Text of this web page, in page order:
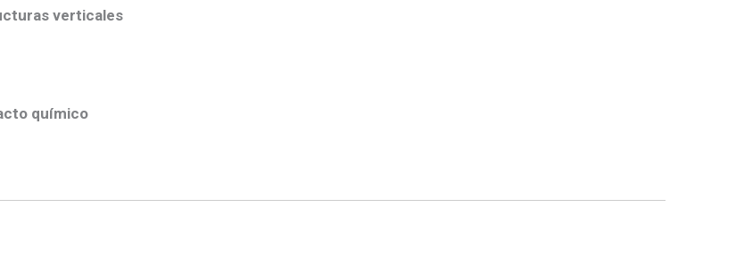
verticales
químico